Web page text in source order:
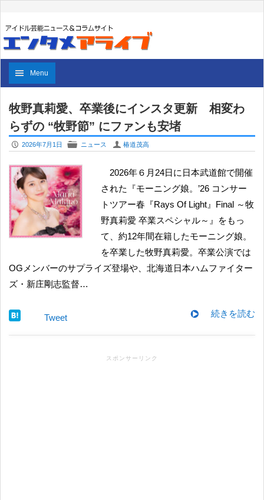
Menu
牧野真莉愛、卒業後にインスタ更新 相変わ
らずの “牧野節” にファンも安堵
P 2026年7月1日 F ニュース U 椿道茂高
2026年６月24日に日本武道館で開催
された『モーニング娘。’26 コンサー
トツアー春『Rays Of Light』Final ～牧
野真莉愛 卒業スペシャル～』をもっ
て、約12年間在籍したモーニング娘。
を卒業した牧野真莉愛。卒業公演では
OGメンバーのサプライズ登場や、北海道日本ハムファイター
ズ・新庄剛志監督…
続きを読む
Tweet
スポンサーリンク